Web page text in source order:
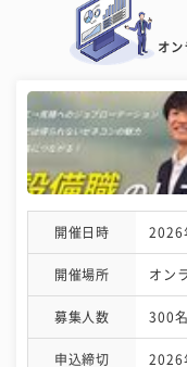
オン
開催日時 2026
開催場所 オン
募集人数 300名
申込締切 2026